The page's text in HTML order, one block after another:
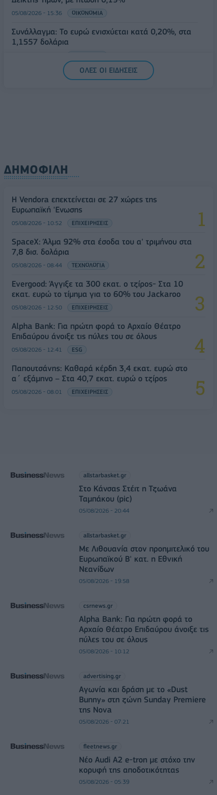
05/08/2026 - 15:36 ΟΙΚΟΝΟΜΙΑ
Συνάλλαγμα: Το ευρώ ενισχύεται κατά 0,20%, στα
1,1557 δολάρια
ΟΛΕΣ ΟΙ ΕΙΔΗΣΕΙΣ
ΔΗΜΟΦΙΛΗ
Η Vendora επεκτείνεται σε 27 χώρες της
Ευρωπαϊκή 'Ενωσης
05/08/2026 - 10:52 ΕΠΙΧΕΙΡΗΣΕΙΣ
SpaceX: Άλμα 92% στα έσοδα του α' τριμήνου στα
7,8 δισ. δολάρια
05/08/2026 - 08:44 ΤΕΧΝΟΛΟΓΙΑ
Evergood: Άγγιξε τα 300 εκατ. ο τζίρος- Στα 10
εκατ. ευρώ το τίμημα για το 60% του Jackaroo
05/08/2026 - 12:50 ΕΠΙΧΕΙΡΗΣΕΙΣ
Alpha Bank: Για πρώτη φορά το Αρχαίο Θέατρο
Επιδαύρου άνοιξε τις πύλες του σε όλους
05/08/2026 - 12:41 ESG
Παπουτσάνης: Καθαρά κέρδη 3,4 εκατ. ευρώ στο
α΄ εξάμηνο – Στα 40,7 εκατ. ευρώ ο τζίρος
05/08/2026 - 08:01 ΕΠΙΧΕΙΡΗΣΕΙΣ
allstarbasket.gr
Στο Κάνσας Στέιτ η Τζωάνα
Ταμπάκου (pic)
05/08/2026 - 20:44
allstarbasket.gr
Με Λιθουανία στον προημιτελικό του
Ευρωπαϊκού Β' κατ. η Εθνική
Νεανίδων
05/08/2026 - 19:58
csrnews.gr
Alpha Bank: Για πρώτη φορά το
Αρχαίο Θέατρο Επιδαύρου άνοιξε τις
πύλες του σε όλους
05/08/2026 - 10:12
advertising.gr
Αγωνία και δράση με το «Dust
Bunny» στη ζώνη Sunday Premiere
της Nova
05/08/2026 - 07:21
fleetnews.gr
Νέο Audi A2 e-tron με στόχο την
κορυφή της αποδοτικότητας
05/08/2026 - 05:39